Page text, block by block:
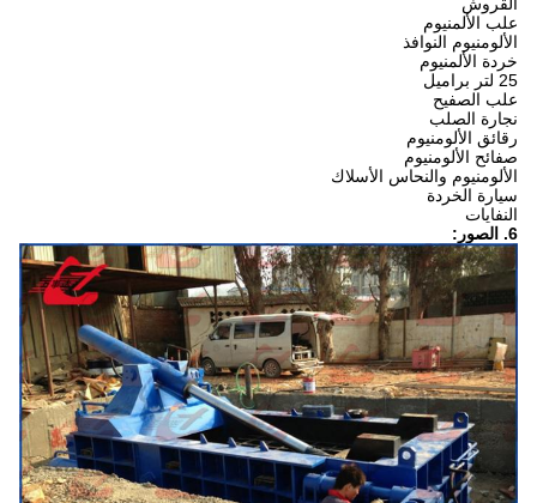
علب الألمنيوم
الألومنيوم النوافذ
خردة الألمنيوم
25 لتر براميل
علب الصفيح
نجارة الصلب
رقائق الألومنيوم
صفائح الألومنيوم
الألومنيوم والنحاس الأسلاك
سيارة الخردة
النفايات
6. الصور: